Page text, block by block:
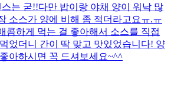
는 굳!! ​다만 밥이랑 야채 양이 워낙 많
소스가 양에 비해 좀 적더라고요ㅠ.ㅠ
콤하게 먹는 걸 좋아해서 소스를 직접
었더니 간이 딱 맞고 맛있었습니다! 양
아하시면 꼭 드셔보세요~^^